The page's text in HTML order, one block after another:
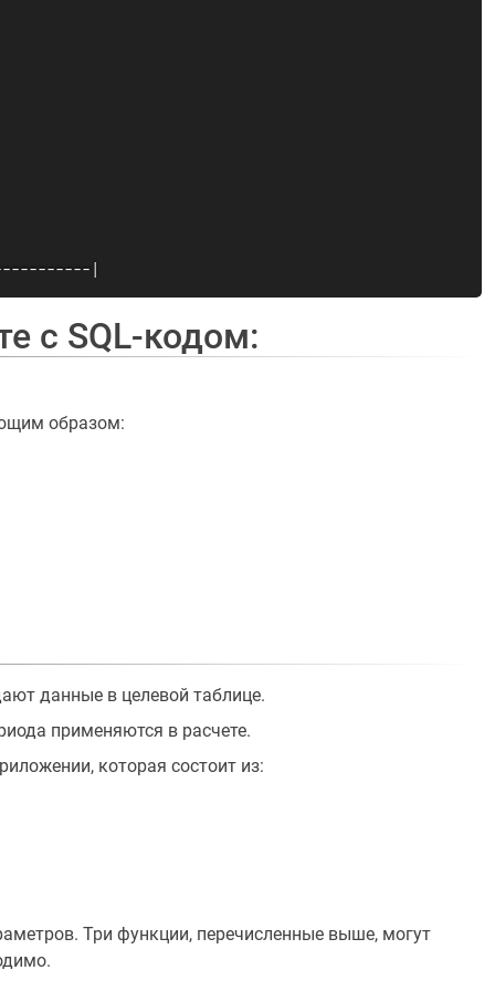
|
с SQL-кодом:
образом:
данные в целевой таблице.
применяются в расчете.
которая состоит из:
Три функции, перечисленные выше, могут